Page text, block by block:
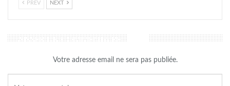
PREV NEXT
LAISSER UN COMMENTAIRE
Votre adresse email ne sera pas publiée.